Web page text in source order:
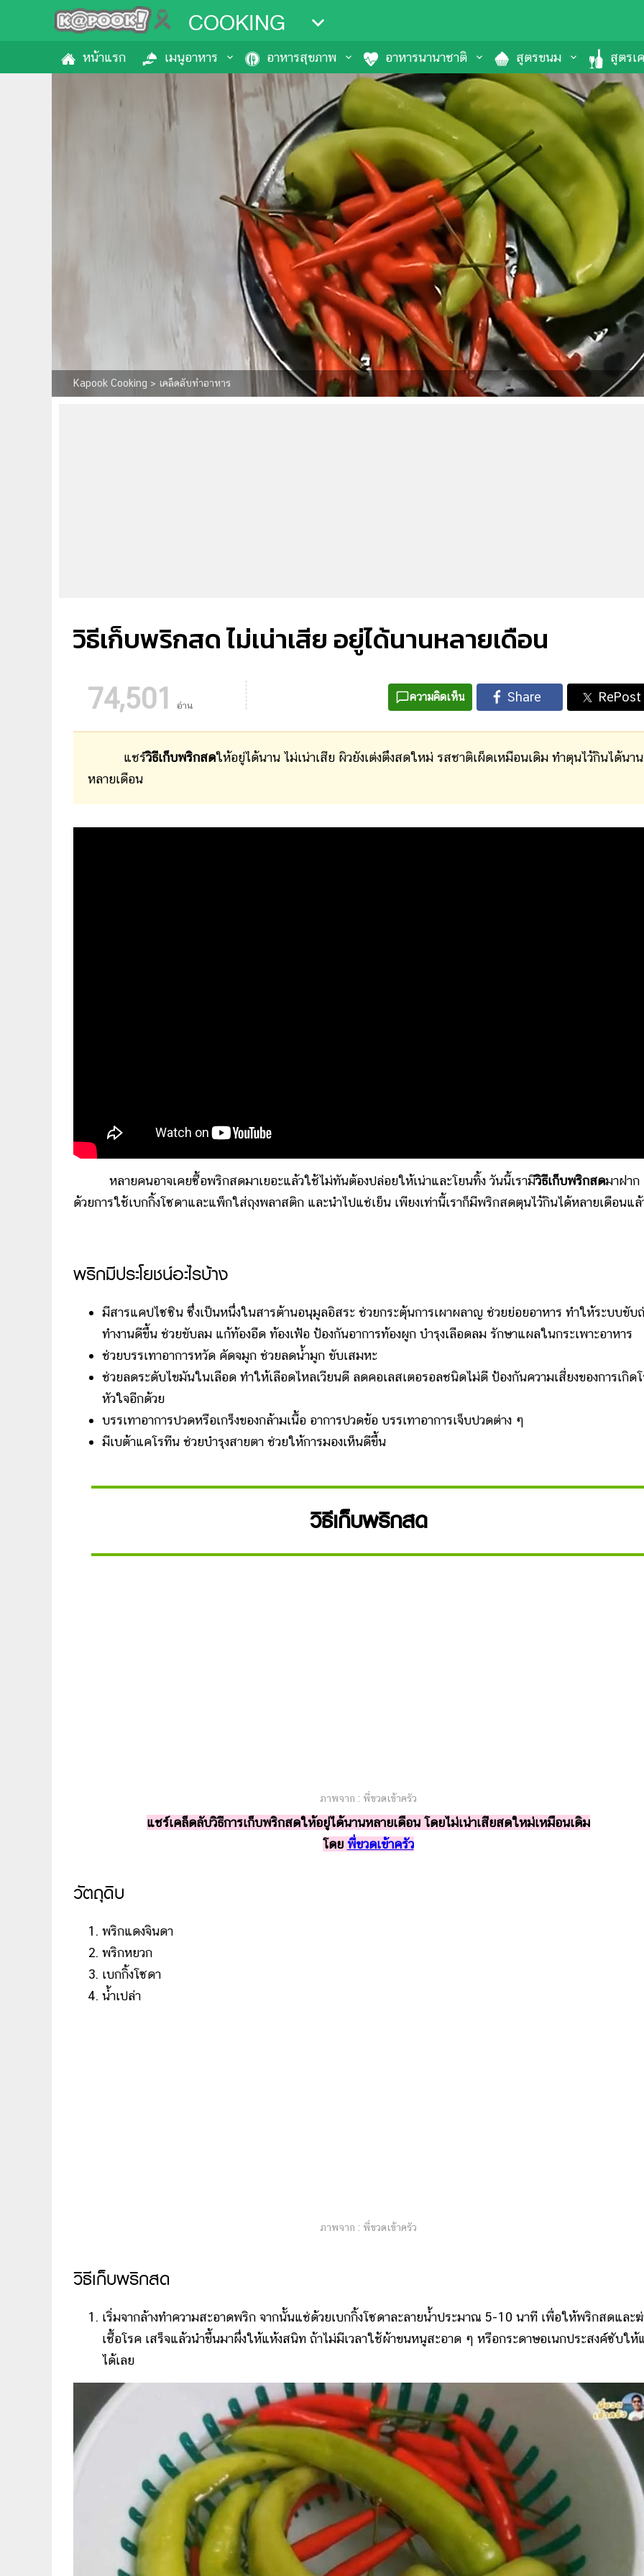
COOKING
หน้าแรก เมนูอาหาร อาหารสุขภาพ อาหารนานาชาติ สูตรขนม สูตรเ
Kapook Cooking > เคล็ดลับทำอาหาร
วิธีเก็บพริกสด ไม่เน่าเสีย อยู่ได้นานหลายเดือน
74,501 อ่าน
ความคิดเห็น
แชร์วิธีเก็บพริกสดให้อยู่ได้นาน ไม่เน่าเสีย ผิวยังเต่งตึงสดใหม่ รสชาติเผ็ดเหมือนเดิม ทำตุนไว้กินได้นาน
หลายเดือน
หลายคนอาจเคยซื้อพริกสดมาเยอะแล้วใช้ไม่ทันต้องปล่อยให้เน่าและโยนทิ้ง วันนี้เรามีวิธีเก็บพริกสดมาฝาก
ด้วยการใช้เบกกิ้งโซดาและแพ็กใส่ถุงพลาสติก และนำไปแช่เย็น เพียงเท่านี้เราก็มีพริกสดตุนไว้กินได้หลายเดือนแล้
พริกมีประโยชน์อะไรบ้าง
มีสารแคปไซซิน ซึ่งเป็นหนึ่งในสารต้านอนุมูลอิสระ ช่วยกระตุ้นการเผาผลาญ ช่วยย่อยอาหาร ทำให้ระบบขับ
ทำงานดีขึ้น ช่วยขับลม แก้ท้องอืด ท้องเฟ้อ ป้องกันอาการท้องผูก บำรุงเลือดลม รักษาแผลในกระเพาะอาหาร
ช่วยบรรเทาอาการหวัด คัดจมูก ช่วยลดน้ำมูก ขับเสมหะ
ช่วยลดระดับไขมันในเลือด ทำให้เลือดไหลเวียนดี ลดคอเลสเตอรอลชนิดไม่ดี ป้องกันความเสี่ยงของการเกิด
หัวใจอีกด้วย
บรรเทาอาการปวดหรือเกร็งของกล้ามเนื้อ อาการปวดข้อ บรรเทาอาการเจ็บปวดต่าง ๆ
มีเบต้าแคโรทีน ช่วยบำรุงสายตา ช่วยให้การมองเห็นดีขึ้น
วิธีเก็บพริกสด
ภาพจาก : พี่ขวดเข้าครัว
แชร์เคล็ดลับวิธีการเก็บพริกสดให้อยู่ได้นานหลายเดือน โดยไม่เน่าเสียสดใหม่เหมือนเดิม
โดย พี่ขวดเข้าครัว
วัตถุดิบ
พริกแดงจินดา
พริกหยวก
เบกกิ้งโซดา
น้ำเปล่า
ภาพจาก : พี่ขวดเข้าครัว
วิธีเก็บพริกสด
เริ่มจากล้างทำความสะอาดพริก จากนั้นแช่ด้วยเบกกิ้งโซดา​ละลายน้ำประมาณ 5-10 นาที​ เพื่อให้พริกสดและ
เชื้อโรค เสร็จแล้วนำขึ้นมาผึ่งให้แห้งสนิท​ ถ้าไม่มีเวลาใช้ผ้าขนหนูสะอาด ๆ หรือกระดาษอเนกประสงค์ซับให้
ได้เลย